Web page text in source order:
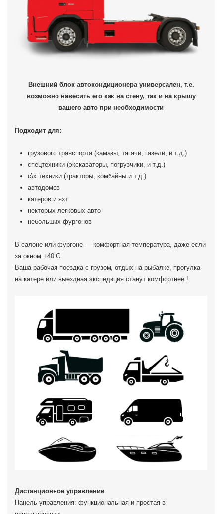
Внешний блок автокондиционера универсален, т.е.
возможно навесить его как на стену, так и на крышу
вашего авто при необходимости
Подходит для:
грузового транспорта (камазы, тягачи, газели, и т.д.)
спецтехники (экскаваторы, погрузчики, и т.д.)
с\х техники (тракторы, комбайны и т.д.)
автодомов
катеров и яхт
некторых легковых авто
небольших фургонов
В салоне или фургоне — комфортная температура, даже если
за окном +40 C.
Ваша рабочая поездка с грузом, отдых на рыбалке, прогулка
на катере или выездная экспедиция станут комфортнее !
Дистанционное управление
Панель управления: функциональная и простая в